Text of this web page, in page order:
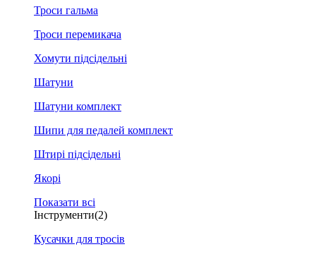
Троси гальма
Троси перемикача
Хомути підсідельні
Шатуни
Шатуни комплект
Шипи для педалей комплект
Штирі підсідельні
Якорі
Показати всі
Інструменти(2)
Кусачки для тросів